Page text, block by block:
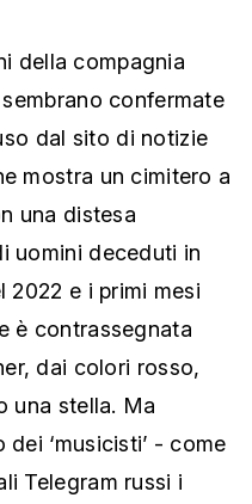
della compagnia
confermate
dal sito di notizie
mostra un cimitero a
una distesa
uomini deceduti in
2022 e i primi mesi
è contrassegnata
dai colori rosso,
una stella. Ma
‘musicisti’ - come
Telegram russi i